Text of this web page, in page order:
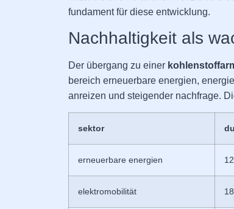
fundament für diese entwicklung.
Nachhaltigkeit als
Der übergang zu einer
bereich erneuerbare energien,
anreizen und steigender nachfrage.
sektor
erneuerbare energien
elektromobilität